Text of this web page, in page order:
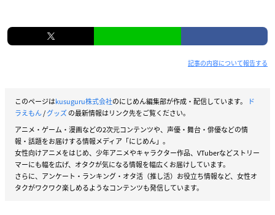
記事の内容について報告する
このページはkusuguru株式会社のにじめん編集部が作成・配信しています。
ド
ラえもん/グッズの最新情報はリンク先をご覧ください。
アニメ・ゲーム・漫画などの2次元コンテンツや、声優・舞台・俳優などの情
報・話題をお届けする情報メディア「にじめん」。
女性向けアニメをはじめ、少年アニメやキャラクター作品、VTuberなどストリー
マーにも幅を広げ、オタクが気になる情報を幅広くお届けしています。
さらに、アンケート・ランキング・オタ活（推し活）お役立ち情報など、女性オ
タクがワクワク楽しめるようなコンテンツも発信しています。